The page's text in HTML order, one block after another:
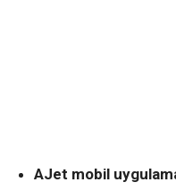
AJet mobil